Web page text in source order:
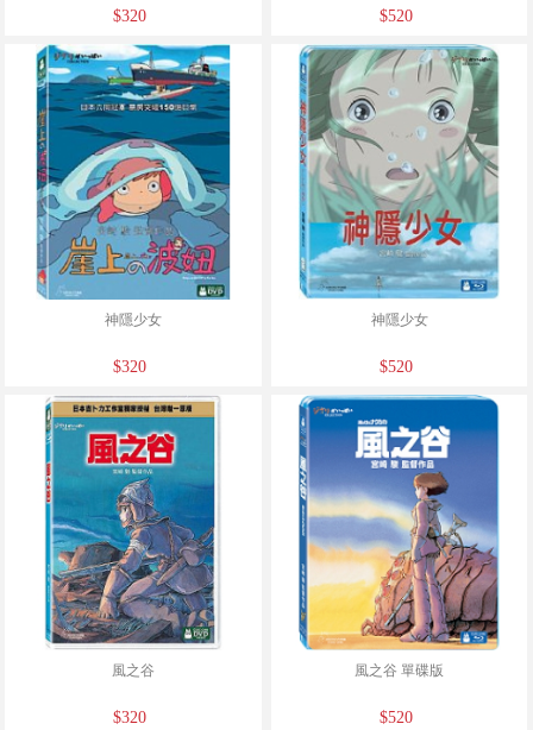
$320 $520
神隱少女
$320
神隱少女
$520
風之谷
$320
風之谷 單碟版
$520